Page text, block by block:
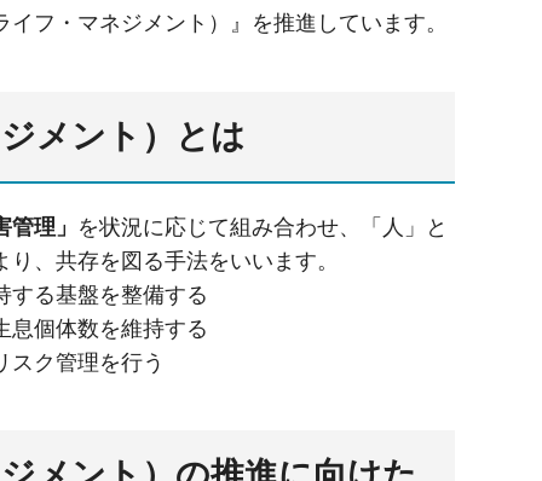
フ・マネジメント）』を推進しています。
メント）とは
理」 を状況に応じて組み合わせ、「人」と
、共存を図る手法をいいます。
する基盤を整備する
息個体数を維持する
スク管理を行う